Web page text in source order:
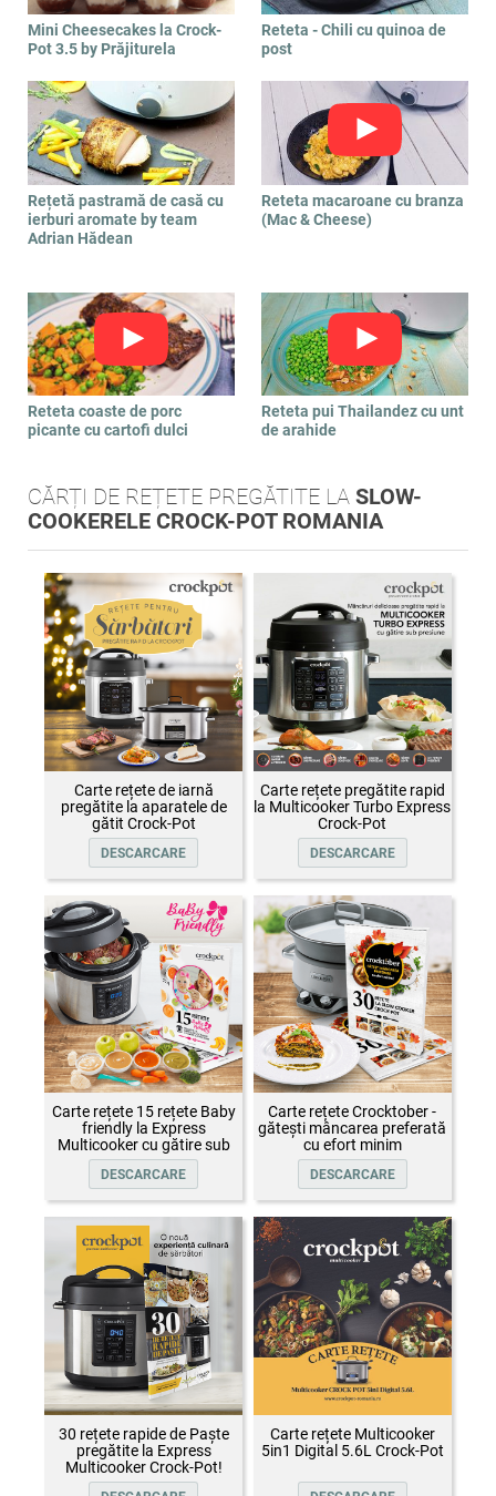
Mini Cheesecakes la Crock-
Pot 3.5 by Prăjiturela
Reteta - Chili cu quinoa de
post
Rețetă pastramă de casă cu
ierburi aromate by team
Adrian Hădean
Reteta macaroane cu branza
(Mac & Cheese)
Reteta coaste de porc
picante cu cartofi dulci
Reteta pui Thailandez cu unt
de arahide
CĂRȚI DE REȚETE PREGĂTITE LASLOW-
COOKERELE CROCK-POT ROMANIA
Carte rețete de iarnă
pregătite la aparatele de
gătit Crock-Pot
DESCARCARE
Carte rețete pregătite rapid
la Multicooker Turbo Express
Crock-Pot
DESCARCARE
Carte rețete 15 rețete Baby
friendly la Express
Multicooker cu gătire sub
presiune Crock-Pot
DESCARCARE
Carte rețete Crocktober -
gătești mâncarea preferată
cu efort minim
DESCARCARE
30 rețete rapide de Paște
pregătite la Express
Multicooker Crock-Pot!
Carte rețete Multicooker
5in1 Digital 5.6L Crock-Pot